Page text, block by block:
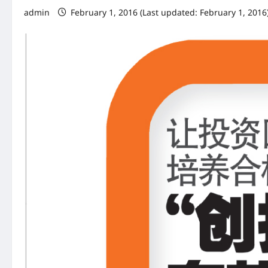
admin February 1, 2016 (Last updated: February 1,